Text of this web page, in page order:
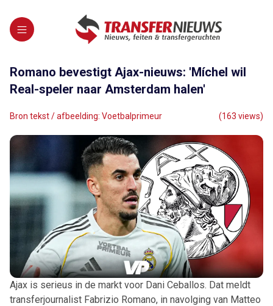
Romano bevestigt Ajax-nieuws: 'Míchel wil
Real-speler naar Amsterdam halen'
Bron tekst / afbeelding: Voetbalprimeur (163 views)
Ajax is serieus in de markt voor Dani Ceballos. Dat meldt
transferjournalist Fabrizio Romano, in navolging van Matteo